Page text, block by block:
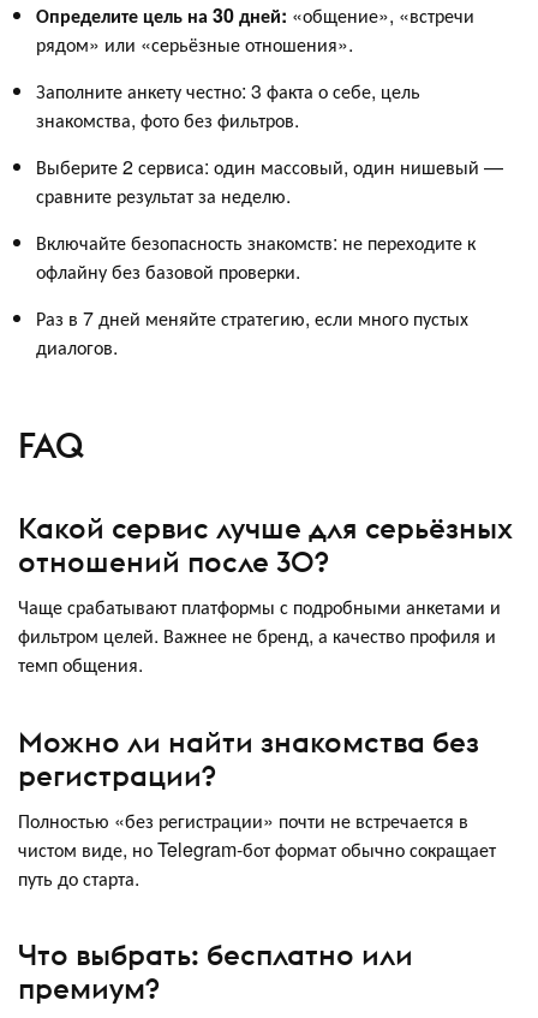
Определите цель на 30 дней: «общение», «встречи
рядом» или «серьёзные отношения».
Заполните анкету честно: 3 факта о себе, цель
знакомства, фото без фильтров.
Выберите 2 сервиса: один массовый, один нишевый —
сравните результат за неделю.
Включайте безопасность знакомств: не переходите к
офлайну без базовой проверки.
Раз в 7 дней меняйте стратегию, если много пустых
диалогов.
FAQ
Какой сервис лучше для серьёзных
отношений после 30?
Чаще срабатывают платформы с подробными анкетами и
фильтром целей. Важнее не бренд, а качество профиля и
темп общения.
Можно ли найти знакомства без
регистрации?
Полностью «без регистрации» почти не встречается в
чистом виде, но Telegram‑бот формат обычно сокращает
путь до старта.
Что выбрать: бесплатно или
премиум?